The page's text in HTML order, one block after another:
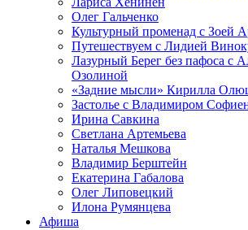
Олег Гальченко
Культурный променад с Зоей
Путешествуем с Лидией
Лазурный Берег без пафоса с
Озолиной
«Задние мысли» Кирилла
Застолье с Владимиром
Ирина Савкина
Светлана Артемьева
Наталья Мешкова
Владимир Берштейн
Екатерина Габалова
Олег Липовецкий
Илона Румянцева
Афиша